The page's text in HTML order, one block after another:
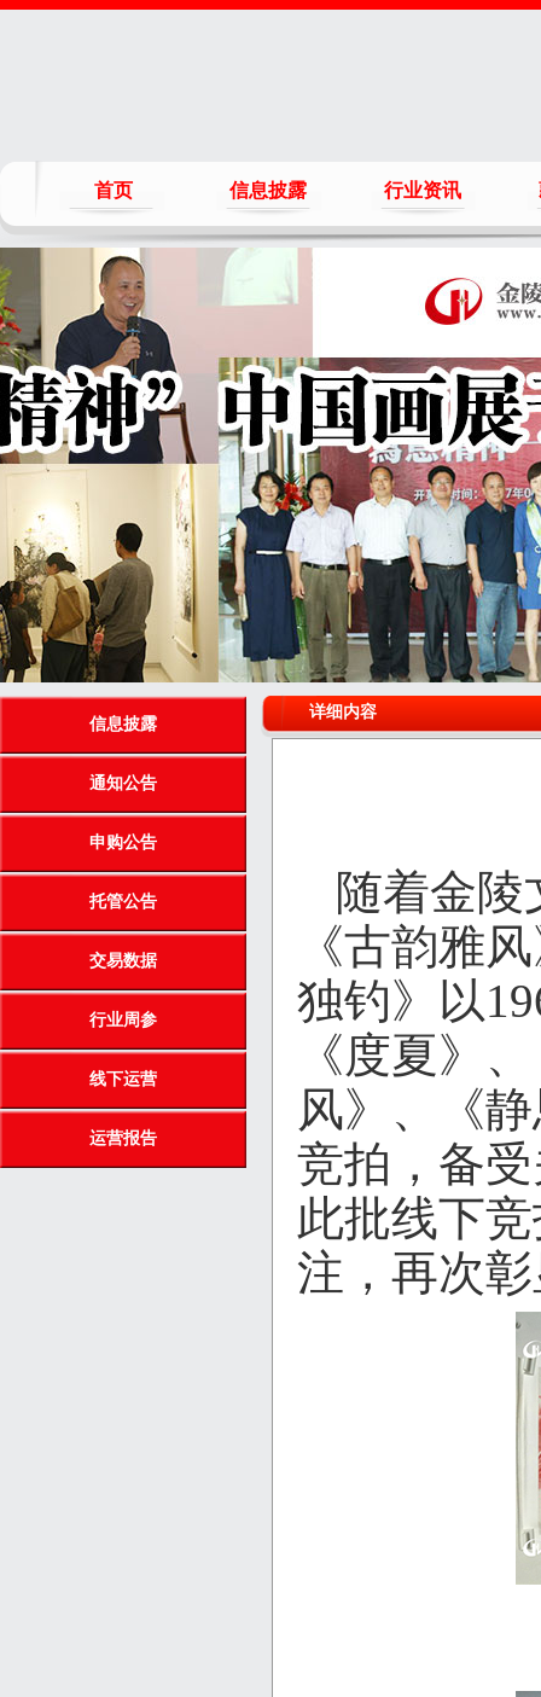
首页 信息披露 行业资讯
信息披露
通知公告
申购公告
托管公告
交易数据
行业周参
线下运营
运营报告
详细内容
随着金
《古韵雅
独钓》以
《度夏》
风》、《
竞拍，备
此批线下
注，再次